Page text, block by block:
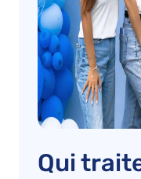
Qui